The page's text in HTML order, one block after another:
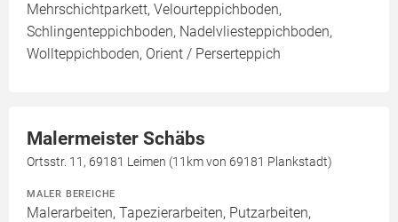
Mehrschichtparkett, Velourteppichboden,
Schlingenteppichboden, Nadelvliesteppichboden,
Wollteppichboden, Orient / Perserteppich
Malermeister Schäbs
Ortsstr. 11, 69181 Leimen (11km von 69181 Plankstadt)
MALER BEREICHE
Malerarbeiten, Tapezierarbeiten, Putzarbeiten,